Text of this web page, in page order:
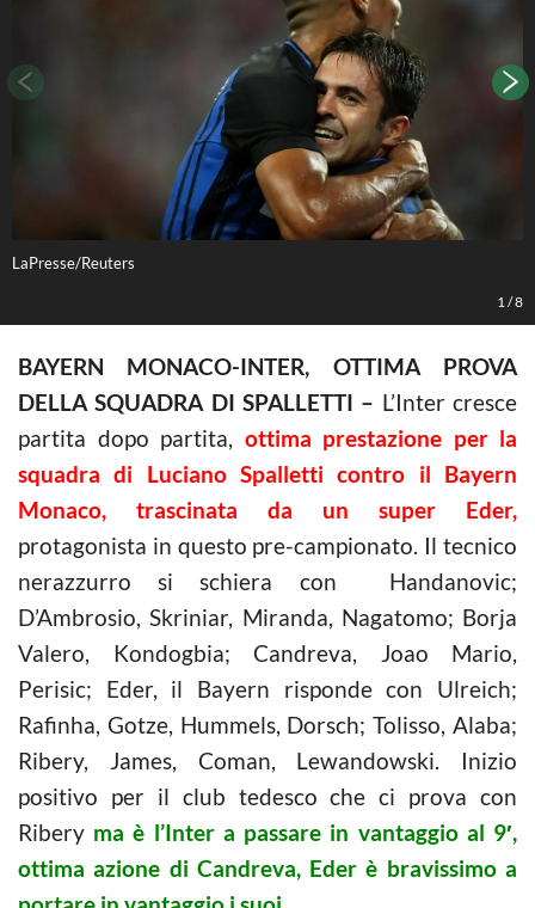
LaPresse/Reuters
1 /8
BAYERN MONACO-INTER, OTTIMA PROVA
DELLA SQUADRA DI SPALLETTI – L’Inter cresce
partita dopo partita, ottima prestazione per la
squadra di Luciano Spalletti contro il Bayern
Monaco, trascinata da un super Eder,
protagonista in questo pre-campionato. Il tecnico
nerazzurro si schiera con Handanovic;
D’Ambrosio, Skriniar, Miranda, Nagatomo; Borja
Valero, Kondogbia; Candreva, Joao Mario,
Perisic; Eder, il Bayern risponde con Ulreich;
Rafinha, Gotze, Hummels, Dorsch; Tolisso, Alaba;
Ribery, James, Coman, Lewandowski. Inizio
positivo per il club tedesco che ci prova con
Ribery ma è l’Inter a passare in vantaggio al 9′,
ottima azione di Candreva, Eder è bravissimo a